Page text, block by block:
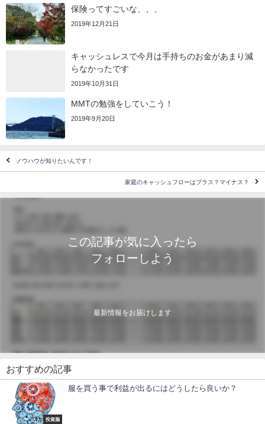
保険ってすごいな、、、
2019年12月21日
キャッシュレスで今月は手持ちのお金があまり減
らなかったです
2019年10月31日
MMTの勉強をしていこう！
2019年9月20日
ノウハウが知りたいんです！
家庭のキャッシュフローはプラス？マイナス？
この記事が気に入ったら
フォローしよう
最新情報をお届けします
おすすめの記事
投資脳
服を買う事で利益が出るにはどうしたら良いか？